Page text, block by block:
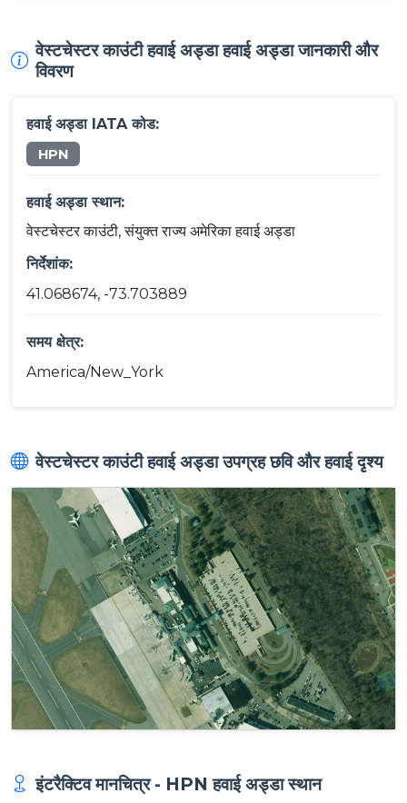
वेस्टचेस्टर काउंटी हवाई अड्डा हवाई अड्डा जानकारी और
विवरण
हवाई अड्डा IATA कोड:
HPN
हवाई अड्डा स्थान:
वेस्टचेस्टर काउंटी, संयुक्त राज्य अमेरिका हवाई अड्डा
निर्देशांक:
41.068674, -73.703889
समय क्षेत्र:
America/New_York
वेस्टचेस्टर काउंटी हवाई अड्डा उपग्रह छवि और हवाई दृश्य
इंटरैक्टिव मानचित्र - HPN हवाई अड्डा स्थान